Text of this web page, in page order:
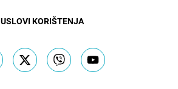
USLOVI KORIŠTENJA